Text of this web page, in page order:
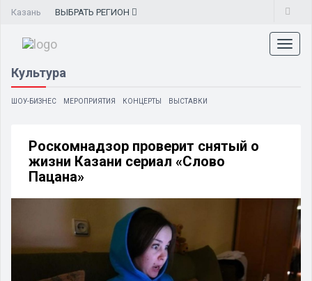
Казань ВЫБРАТЬ РЕГИОН
Культура
ШОУ-БИЗНЕС МЕРОПРИЯТИЯ КОНЦЕРТЫ ВЫСТАВКИ
Роскомнадзор проверит снятый о
жизни Казани сериал «Слово
Пацана»